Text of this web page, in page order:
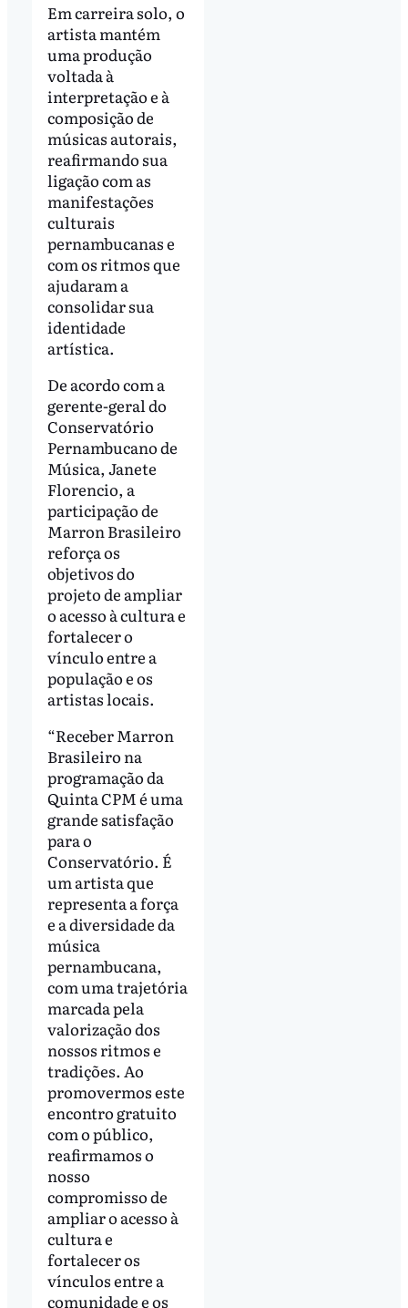
Em carreira solo, o
artista mantém
uma produção
voltada à
interpretação e à
composição de
músicas autorais,
reafirmando sua
ligação com as
manifestações
culturais
pernambucanas e
com os ritmos que
ajudaram a
consolidar sua
identidade
artística.
De acordo com a
gerente-geral do
Conservatório
Pernambucano de
Música, Janete
Florencio, a
participação de
Marron Brasileiro
reforça os
objetivos do
projeto de ampliar
o acesso à cultura e
fortalecer o
vínculo entre a
população e os
artistas locais.
“Receber Marron
Brasileiro na
programação da
Quinta CPM é uma
grande satisfação
para o
Conservatório. É
um artista que
representa a força
e a diversidade da
música
pernambucana,
com uma trajetória
marcada pela
valorização dos
nossos ritmos e
tradições. Ao
promovermos este
encontro gratuito
com o público,
reafirmamos o
nosso
compromisso de
ampliar o acesso à
cultura e
fortalecer os
vínculos entre a
comunidade e os